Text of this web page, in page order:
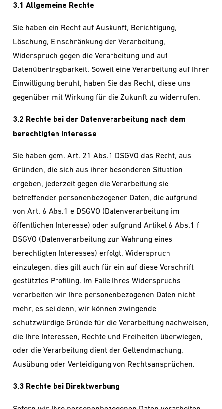
3.1 Allgemeine Rechte
Sie haben ein Recht auf Auskunft, Berichtigung,
Löschung, Einschränkung der Verarbeitung,
Widerspruch gegen die Verarbeitung und auf
Datenübertragbarkeit. Soweit eine Verarbeitung auf Ihrer
Einwilligung beruht, haben Sie das Recht, diese uns
gegenüber mit Wirkung für die Zukunft zu widerrufen.
3.2 Rechte bei der Datenverarbeitung nach dem
berechtigten Interesse
Sie haben gem. Art. 21 Abs.1 DSGVO das Recht, aus
Gründen, die sich aus ihrer besonderen Situation
ergeben, jederzeit gegen die Verarbeitung sie
betreffender personenbezogener Daten, die aufgrund
von Art. 6 Abs.1 e DSGVO (Datenverarbeitung im
öffentlichen Interesse) oder aufgrund Artikel 6 Abs.1 f
DSGVO (Datenverarbeitung zur Wahrung eines
berechtigten Interesses) erfolgt, Widerspruch
einzulegen, dies gilt auch für ein auf diese Vorschrift
gestütztes Profiling. Im Falle Ihres Widerspruchs
verarbeiten wir Ihre personenbezogenen Daten nicht
mehr, es sei denn, wir können zwingende
schutzwürdige Gründe für die Verarbeitung nachweisen,
die Ihre Interessen, Rechte und Freiheiten überwiegen,
oder die Verarbeitung dient der Geltendmachung,
Ausübung oder Verteidigung von Rechtsansprüchen.
3.3 Rechte bei Direktwerbung